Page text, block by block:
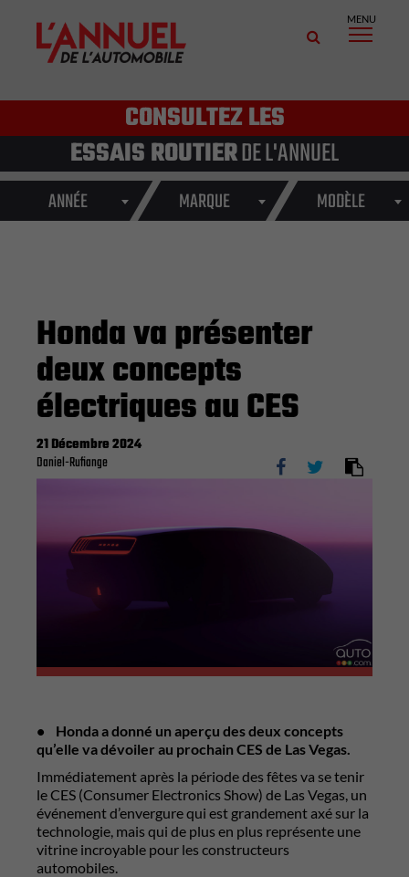
MENU
CONSULTEZ LES
ESSAIS ROUTIERDE L'ANNUEL
ANNÉE MARQUE MODÈLE
Honda va présenter
deux concepts
électriques au CES
21 Décembre 2024
Daniel-Rufiange
• Honda a donné un aperçu des deux concepts
qu’elle va dévoiler au prochain CES de Las Vegas.
Immédiatement après la période des fêtes va se tenir
le CES (Consumer Electronics Show) de Las Vegas, un
événement d’envergure qui est grandement axé sur la
technologie, mais qui de plus en plus représente une
vitrine incroyable pour les constructeurs
automobiles.